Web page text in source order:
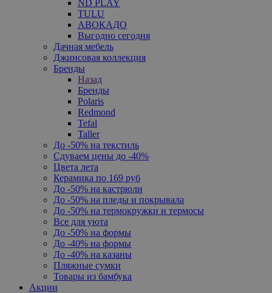
ND PLAY
TULU
АВОКАДО
Выгодно сегодня
Дачная мебель
Джинсовая коллекция
Бренды
Назад
Бренды
Polaris
Redmond
Tefal
Taller
До -50% на текстиль
Сдуваем цены до -40%
Цвета лета
Керамика по 169 руб
До -50% на кастрюли
До -50% на пледы и покрывала
До -50% на термокружки и термосы
Все для уюта
До -50% на формы
До -40% на формы
До -40% на казаны
Пляжные сумки
Товары из бамбука
Акции